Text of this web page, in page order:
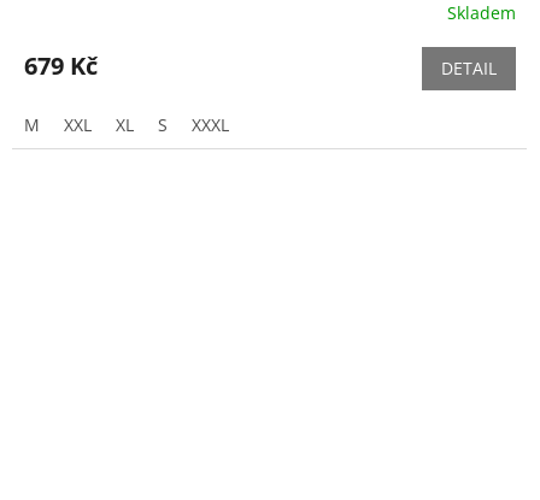
Skladem
679 Kč DETAIL
M XXL XL S XXXL